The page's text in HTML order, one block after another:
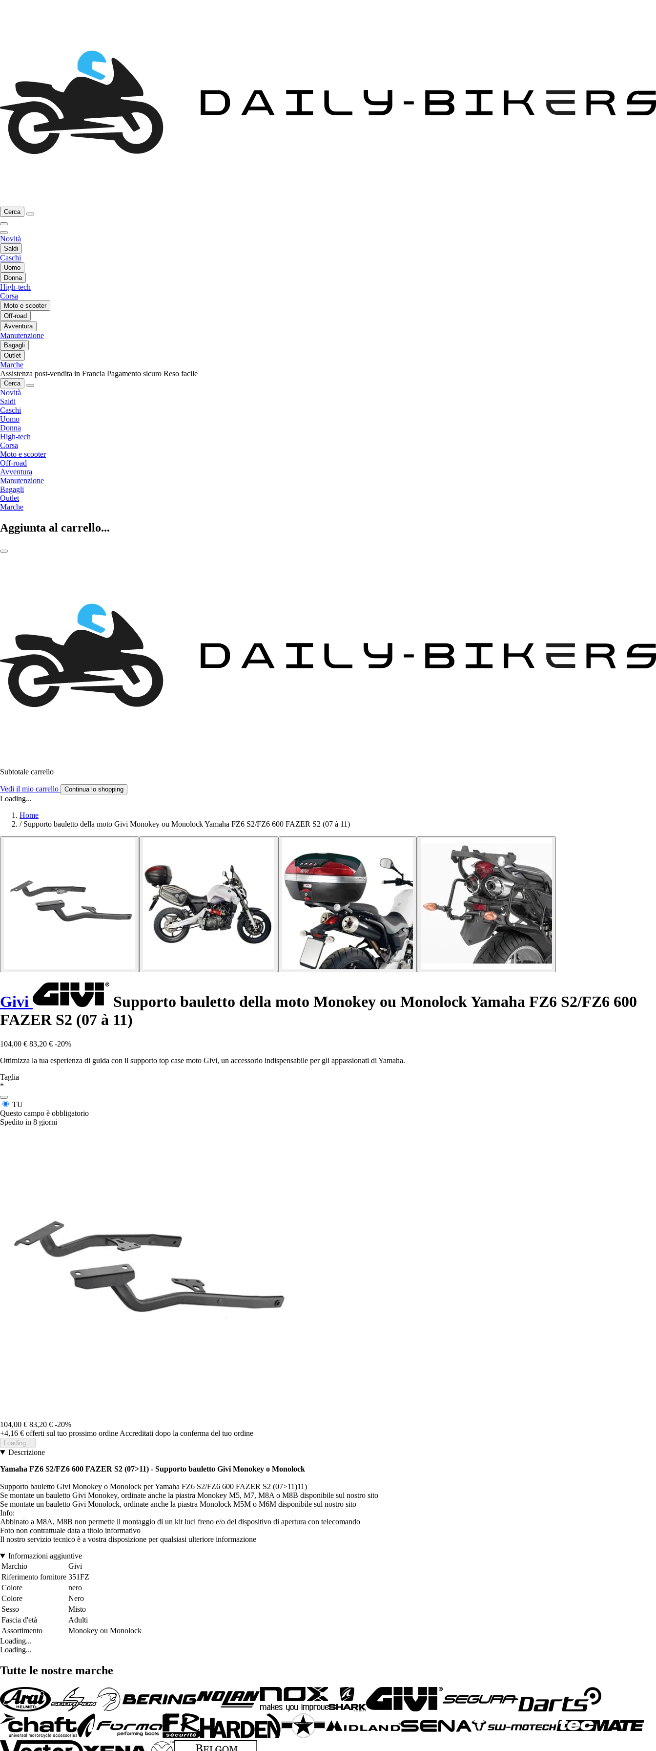
Cerca
Novità
Saldi
Caschi
Uomo
Donna
High-tech
Corsa
Moto e scooter
Off-road
Avventura
Manutenzione
Bagagli
Outlet
Marche
Assistenza post-vendita in Francia Pagamento sicuro Reso facile
Cerca
Novità
Saldi
Caschi
Uomo
Donna
High-tech
Corsa
Moto e scooter
Off-road
Avventura
Manutenzione
Bagagli
Outlet
Marche
Aggiunta al carrello...
Subtotale carrello
Vedi il mio carrello Continua lo shopping
Loading...
Home
/ Supporto bauletto della moto Givi Monokey ou Monolock Yamaha FZ6 S2/FZ6 600 FAZER S2 (07 à 11)
Givi
Supporto bauletto della moto Monokey ou Monolock Yamaha FZ6 S2/FZ6 600
FAZER S2 (07 à 11)
104,00 € 83,20 € -20%
Ottimizza la tua esperienza di guida con il supporto top case moto Givi, un accessorio indispensabile per gli appassionati di Yamaha.
Taglia
*
TU
Questo campo è obbligatorio
Spedito in 8 giorni
104,00 € 83,20 € -20%
+4,16 € offerti sul tuo prossimo ordine Accreditati dopo la conferma del tuo ordine
Loading...
Descrizione
Yamaha FZ6 S2/FZ6 600 FAZER S2 (07>11) - Supporto bauletto Givi Monokey o Monolock
Supporto bauletto Givi Monokey o Monolock per Yamaha FZ6 S2/FZ6 600 FAZER S2 (07>11)11)
Se montate un bauletto Givi Monokey, ordinate anche la piastra Monokey M5, M7, M8A o M8B disponibile sul nostro sito
Se montate un bauletto Givi Monolock, ordinate anche la piastra Monolock M5M o M6M disponibile sul nostro sito
Info:
Abbinato a M8A, M8B non permette il montaggio di un kit luci freno e/o del dispositivo di apertura con telecomando
Foto non contrattuale data a titolo informativo
Il nostro servizio tecnico è a vostra disposizione per qualsiasi ulteriore informazione
Informazioni aggiuntive
Marchio
Givi
Riferimento fornitore 351FZ
Colore
nero
Colore
Nero
Sesso
Misto
Fascia d'età
Adulti
Assortimento
Monokey ou Monolock
Loading...
Loading...
Tutte le nostre marche